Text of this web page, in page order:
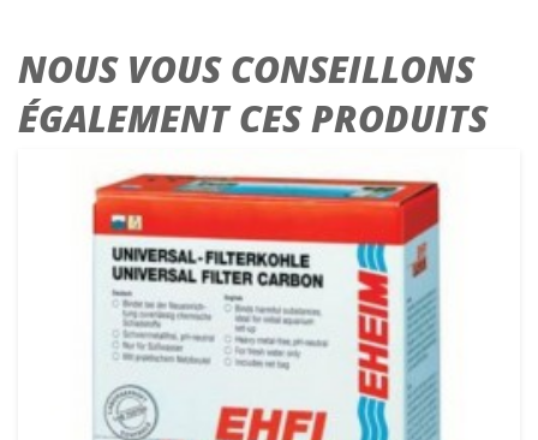
NOUS VOUS CONSEILLONS
ÉGALEMENT CES PRODUITS